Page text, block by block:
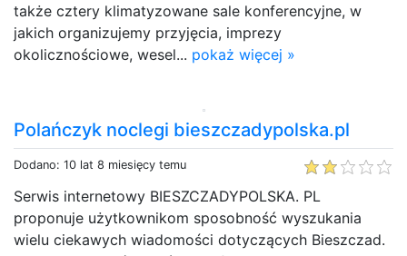
także cztery klimatyzowane sale konferencyjne, w
jakich organizujemy przyjęcia, imprezy
okolicznościowe, wesel... pokaż więcej »
Polańczyk noclegi bieszczadypolska.pl
Dodano: 10 lat 8 miesięcy temu
Serwis internetowy BIESZCZADYPOLSKA. PL
proponuje użytkownikom sposobność wyszukania
wielu ciekawych wiadomości dotyczących Bieszczad.